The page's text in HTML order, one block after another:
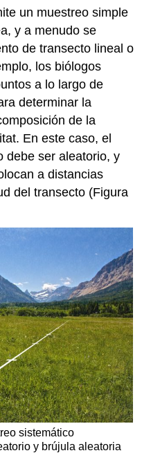
un muestreo simple
y a menudo se
de transecto lineal o
los biólogos
a lo largo de
determinar la
de la
En este caso, el
debe ser aleatorio, y
a distancias
del transecto (Figura
sistemático
y brújula aleatoria